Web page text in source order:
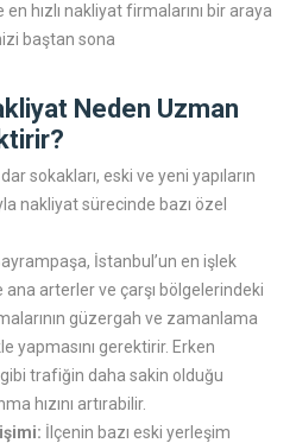
hızlı nakliyat firmalarını bir araya
baştan sona
Neden Uzman
sokakları, eski ve yeni yapıların
nakliyat sürecinde bazı özel
İstanbul’un en işlek
arterler ve çarşı bölgelerindeki
güzergah ve zamanlama
yapmasını gerektirir. Erken
trafiğin daha sakin olduğu
hızını artırabilir.
İlçenin bazı eski yerleşim